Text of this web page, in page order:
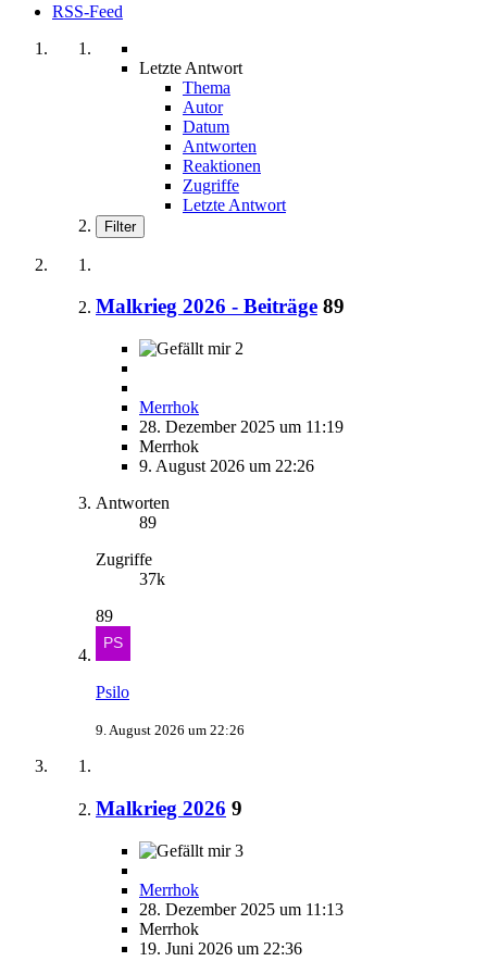
RSS-Feed
Letzte Antwort
Thema
Autor
Datum
Antworten
Reaktionen
Zugriffe
Letzte Antwort
Filter
Malkrieg 2026 - Beiträge 89
2
Merrhok
28. Dezember 2025 um 11:19
Merrhok
9. August 2026 um 22:26
Antworten
89
Zugriffe
37k
89
Psilo
9. August 2026 um 22:26
Malkrieg 2026 9
3
Merrhok
28. Dezember 2025 um 11:13
Merrhok
19. Juni 2026 um 22:36